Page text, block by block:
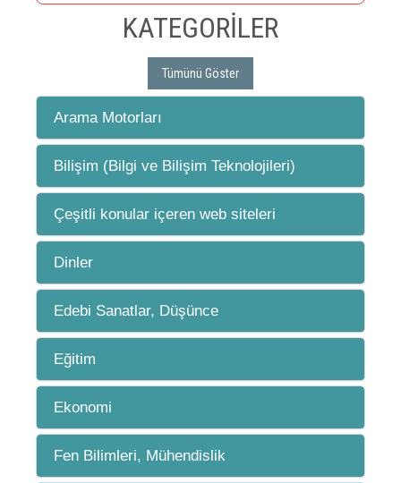
KATEGORİLER
Tümünü Göster
Arama Motorları
Bilişim (Bilgi ve Bilişim Teknolojileri)
Çeşitli konular içeren web siteleri
Dinler
Edebi Sanatlar, Düşünce
Eğitim
Ekonomi
Fen Bilimleri, Mühendislik